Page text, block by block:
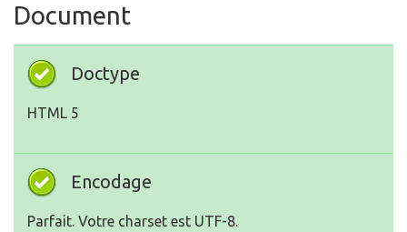
Document
Doctype
HTML 5
Encodage
Parfait. Votre charset est UTF-8.